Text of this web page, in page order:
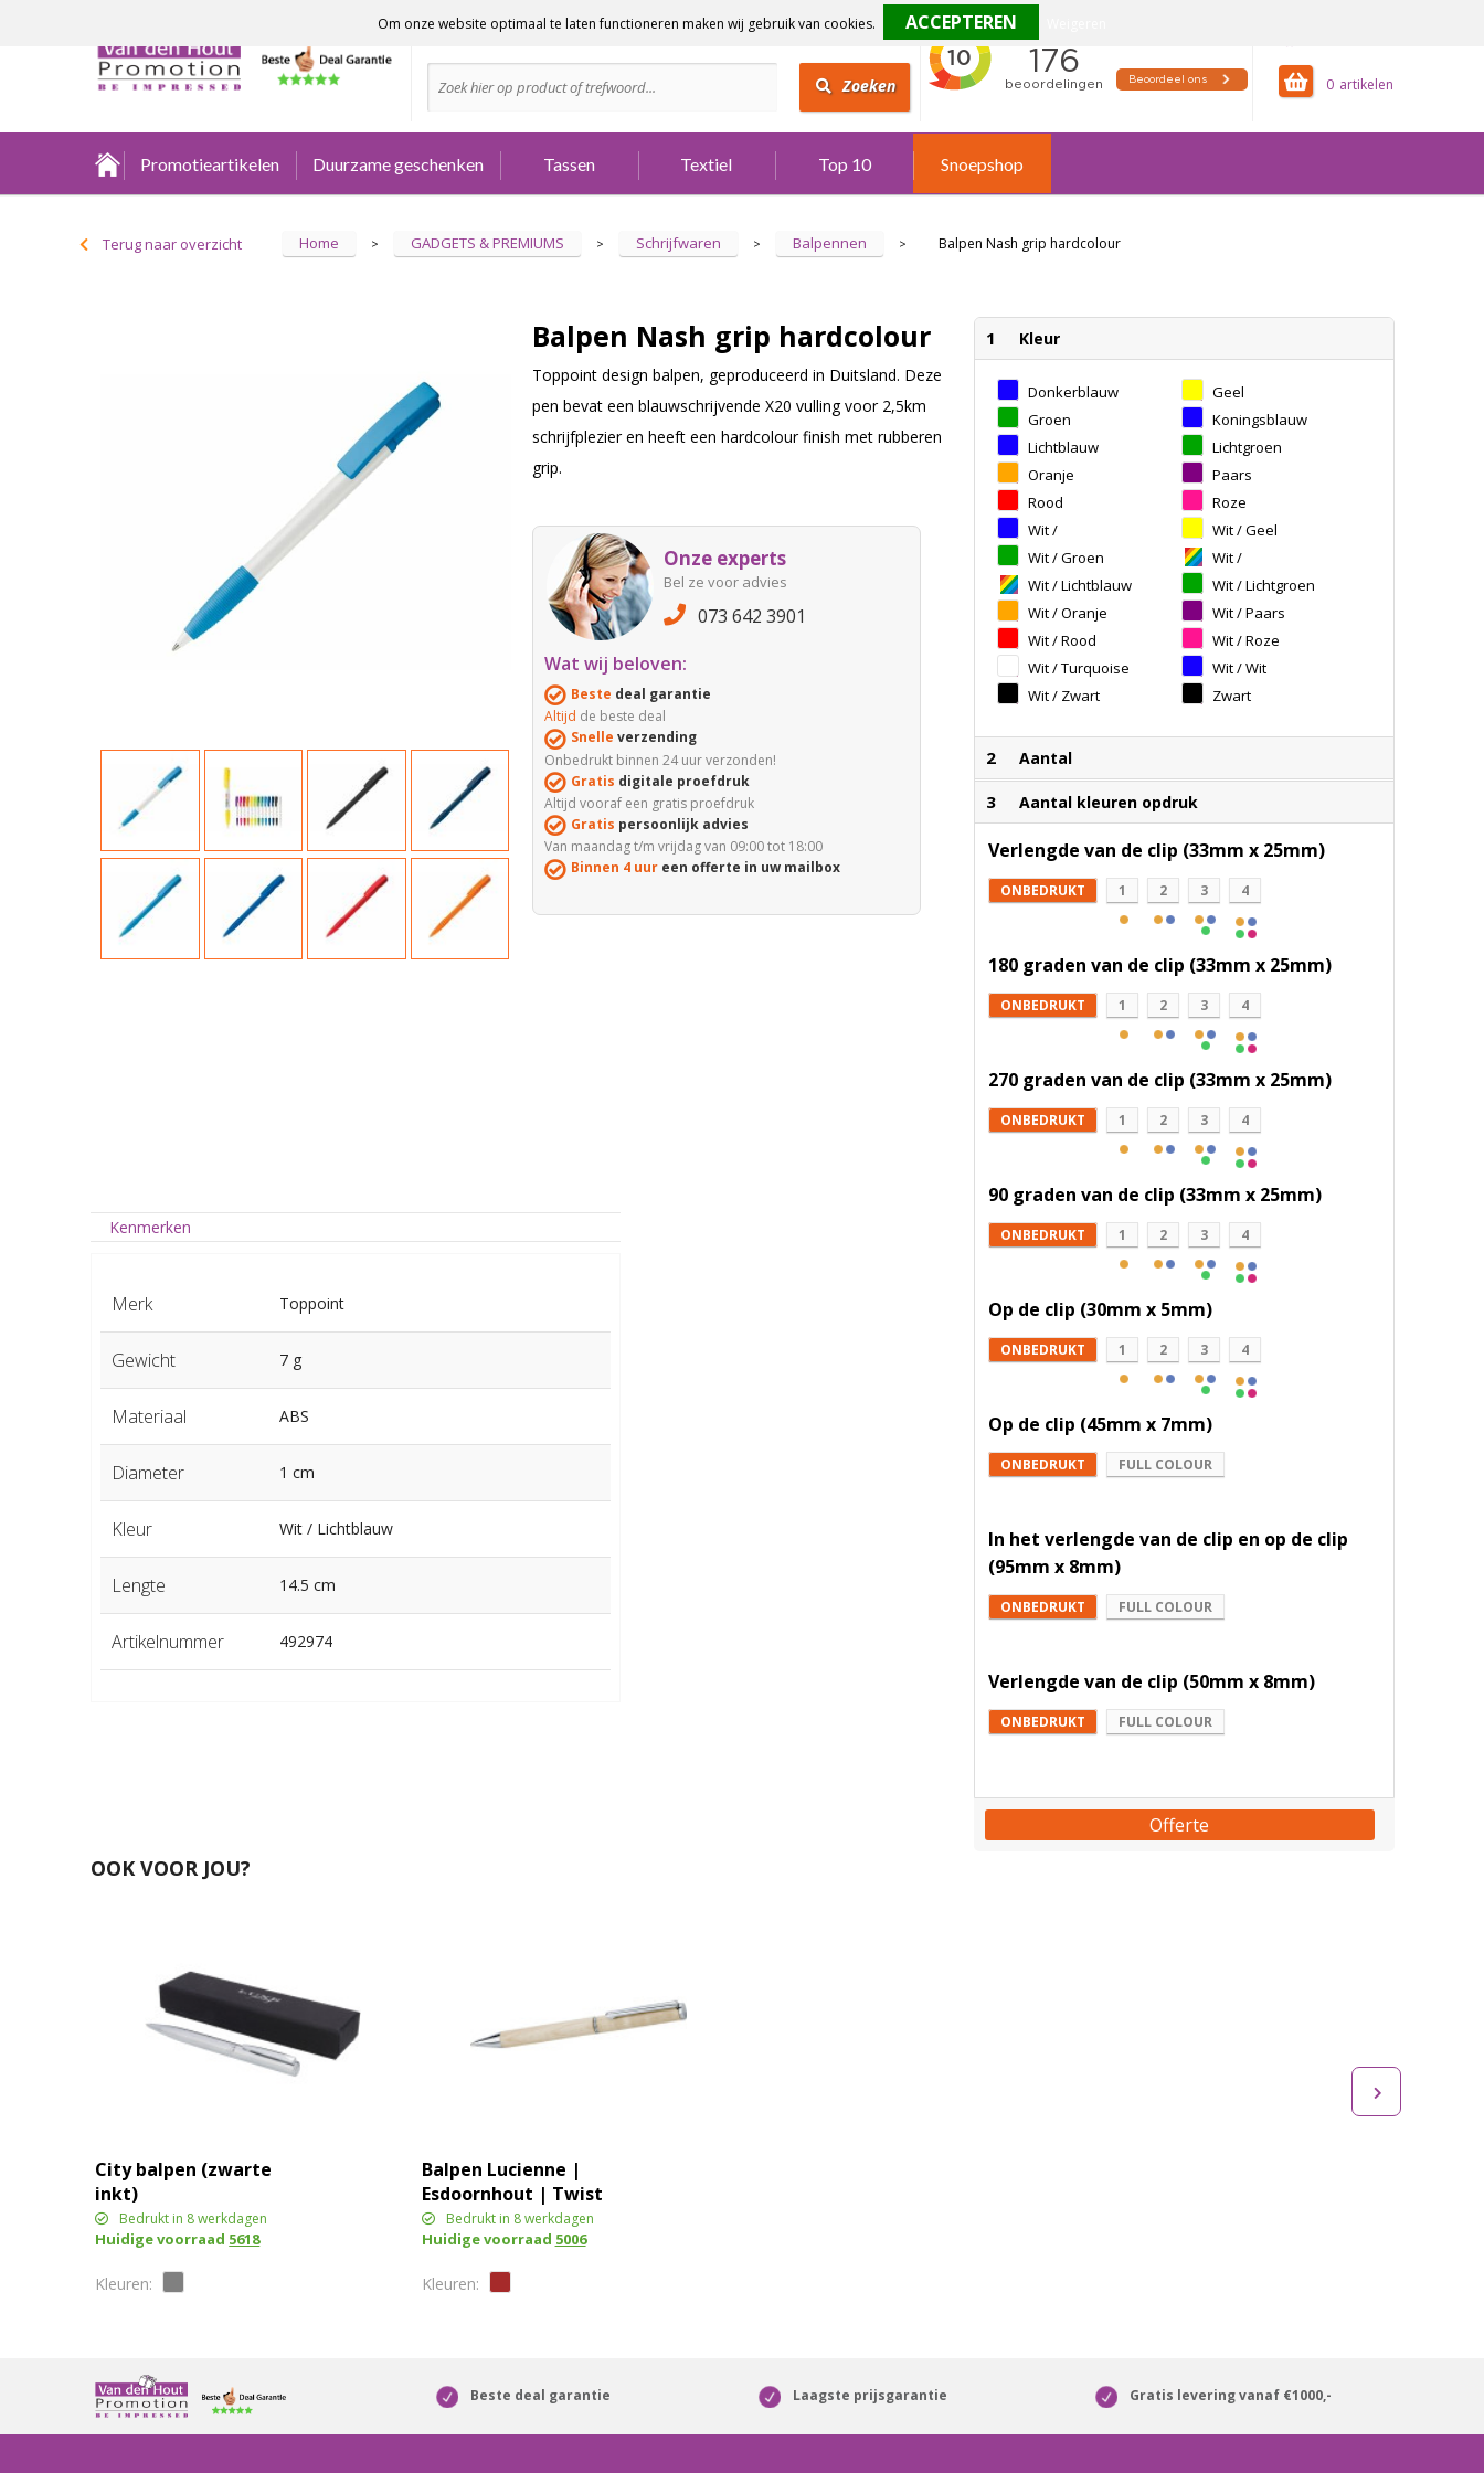
0
Advies nodig?
Zoeken
Promotieartikelen Duurzame geschenken Tassen Textiel Top 10 Snoepshop
Terug naar overzicht Home > GADGETS & PREMIUMS > Schrijfwaren > Balpennen > Balpen Nash grip hardcolour
Balpen Nash grip hardcolour
Toppoint design balpen, geproduceerd in Duitsland. Deze
pen bevat een blauwschrijvende X20 vulling voor 2,5km
schrijfplezier en heeft een hardcolour finish met rubberen
grip.
Onze experts
Bel ze voor advies
073 642 3901
Wat wij beloven:
Beste deal garantie
Altijd de beste deal
Snelle verzending
Onbedrukt binnen 24 uur verzonden!
Gratis digitale proefdruk
Altijd vooraf een gratis proefdruk
Gratis persoonlijk advies
Van maandag t/m vrijdag van 09:00 tot 18:00
Binnen 4 uureen offerte in uw mailbox
1 Kleur
Donkerblauw
Geel
Groen
Koningsblauw
Lichtblauw
Lichtgroen
Oranje
Paars
Rood
Roze
Wit /
Donkerblauw
Wit / Geel
Wit / Groen
Wit /
Koningsblauw
Wit / Lichtblauw
Wit / Lichtgroen
Wit / Oranje
Wit / Paars
Wit / Rood
Wit / Roze
Wit / Turquoise
Wit / Wit
Wit / Zwart
Zwart
2 Aantal
3 Aantal kleuren opdruk
Verlengde van de clip (33mm x 25mm)
ONBEDRUKT 1 2 3 4
180 graden van de clip (33mm x 25mm)
ONBEDRUKT 1 2 3 4
270 graden van de clip (33mm x 25mm)
ONBEDRUKT 1 2 3 4
90 graden van de clip (33mm x 25mm)
ONBEDRUKT 1 2 3 4
Op de clip (30mm x 5mm)
ONBEDRUKT 1 2 3 4
Op de clip (45mm x 7mm)
ONBEDRUKT FULL COLOUR
In het verlengde van de clip en op de clip
(95mm x 8mm)
ONBEDRUKT FULL COLOUR
Verlengde van de clip (50mm x 8mm)
ONBEDRUKT FULL COLOUR
Offerte
Kenmerken
Merk Toppoint
Gewicht 7 g
Materiaal ABS
Diameter 1 cm
Kleur Wit / Lichtblauw
Lengte 14.5 cm
Artikelnummer 492974
OOK VOOR JOU?
City balpen (zwarte
inkt)
Bedrukt in 8 werkdagen
Huidige voorraad 5618
Balpen Lucienne |
Esdoornhout | Twist
Bedrukt in 8 werkdagen
Huidige voorraad 5006
Beste deal garantie Laagste prijsgarantie Gratis levering vanaf €1000,-
Om onze website optimaal te laten functioneren maken wij gebruik van cookies.